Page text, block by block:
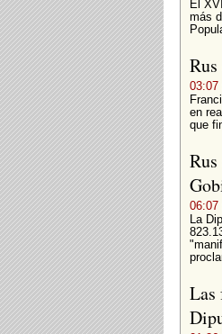
El
más
03:07
en
que
06:07
La
Las